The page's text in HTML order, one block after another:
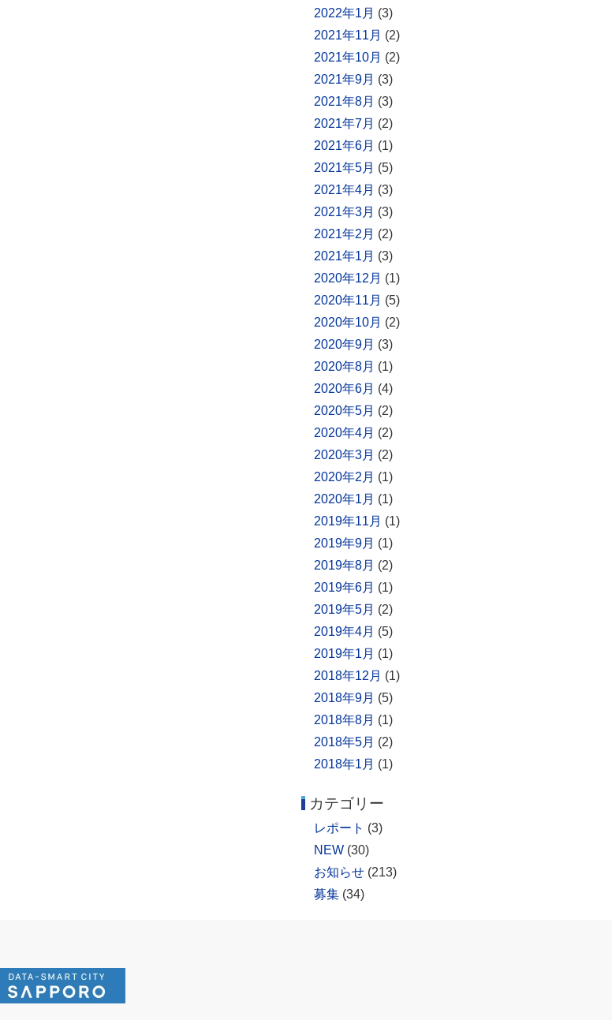
2022年1月 (3)
2021年11月 (2)
2021年10月 (2)
2021年9月 (3)
2021年8月 (3)
2021年7月 (2)
2021年6月 (1)
2021年5月 (5)
2021年4月 (3)
2021年3月 (3)
2021年2月 (2)
2021年1月 (3)
2020年12月 (1)
2020年11月 (5)
2020年10月 (2)
2020年9月 (3)
2020年8月 (1)
2020年6月 (4)
2020年5月 (2)
2020年4月 (2)
2020年3月 (2)
2020年2月 (1)
2020年1月 (1)
2019年11月 (1)
2019年9月 (1)
2019年8月 (2)
2019年6月 (1)
2019年5月 (2)
2019年4月 (5)
2019年1月 (1)
2018年12月 (1)
2018年9月 (5)
2018年8月 (1)
2018年5月 (2)
2018年1月 (1)
カテゴリー
レポート (3)
NEW(30)
お知らせ(213)
募集(34)